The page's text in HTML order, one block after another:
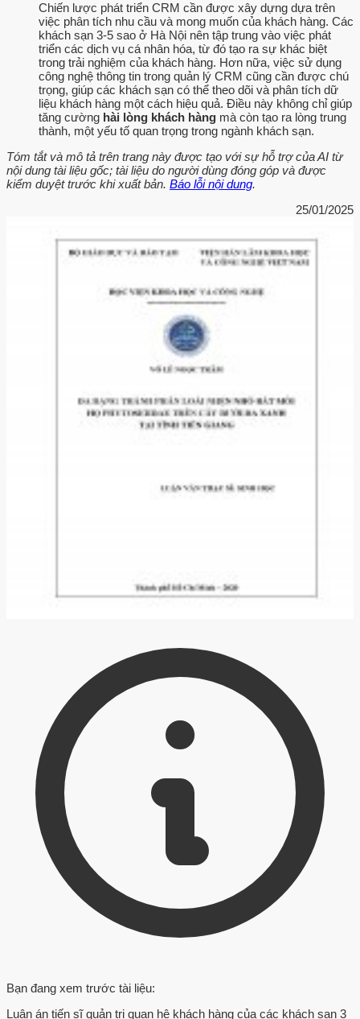
Chiến lược phát triển CRM cần được xây dựng dựa trên
việc phân tích nhu cầu và mong muốn của khách hàng. Các
khách sạn 3-5 sao ở Hà Nội nên tập trung vào việc phát
triển các dịch vụ cá nhân hóa, từ đó tạo ra sự khác biệt
trong trải nghiệm của khách hàng. Hơn nữa, việc sử dụng
công nghệ thông tin trong quản lý CRM cũng cần được chú
trọng, giúp các khách sạn có thể theo dõi và phân tích dữ
liệu khách hàng một cách hiệu quả. Điều này không chỉ giúp
tăng cường hài lòng khách hàng mà còn tạo ra lòng trung
thành, một yếu tố quan trọng trong ngành khách sạn.
Tóm tắt và mô tả trên trang này được tạo với sự hỗ trợ của AI từ
nội dung tài liệu gốc; tài liệu do người dùng đóng góp và được
kiểm duyệt trước khi xuất bản. Báo lỗi nội dung.
25/01/2025
Bạn đang xem trước tài liệu:
Luận án tiến sĩ quản trị quan hệ khách hàng của các khách sạn 3